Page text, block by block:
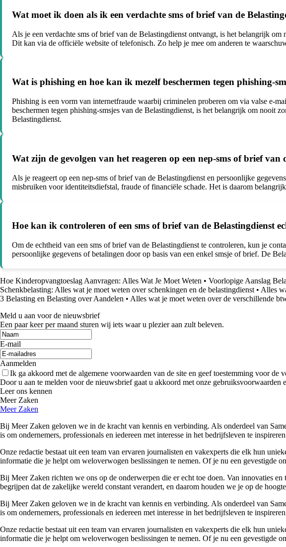
Wat moet ik doen als ik een verdachte sms of brief van de
Als je een verdachte sms of brief van de Belastingdienst ontvangt, is het belangrijk
Dit kan via de officiële website of telefonisch. Zo help je mee om anderen te
Wat is phishing en hoe kan ik mezelf beschermen tegen phishing-
Phishing is een vorm van internetfraude waarbij criminelen proberen om via valse e-
beschermen tegen phishing-smsjes van de Belastingdienst, is het belangrijk om nooit
Belastingdienst.
Wat zijn de gevolgen van het reageren op een nep-sms of brief van
Als je reageert op een nep-sms of brief van de Belastingdienst en persoonlijke
misbruiken voor identiteitsdiefstal, fraude of financiële schade. Het is daarom
Hoe kan ik controleren of een sms of brief van de Belastingdienst
Om de echtheid van een sms of brief van de Belastingdienst te controleren, kun je
persoonlijke gegevens of betalingen door op basis van een enkel smsje of brief. De
Hoe Kinderopvangtoeslag Aanvragen: Alles Wat Je Moet Weten • Voorlopige Aanslag
Schenkbelasting: Alles wat je moet weten over schenkingen en de belastingdienst • Alles
3 Belasting en Belasting over Aandelen • Alles wat je moet weten over de verschillende
Meld u aan voor de nieuwsbrief
Een paar keer per maand sturen wij iets waar u plezier aan zult beleven.
E-mail
Aanmelden
Ik ga akkoord met de algemene voorwaarden van de site en geef toestemming voor de
Door u aan te melden voor de nieuwsbrief gaat u akkoord met onze
Leer ons kennen
Meer Zaken
Meer Zaken
Bij Meer Zaken geloven we in de kracht van kennis en verbinding. Als onderdeel van
is om ondernemers, professionals en iedereen met interesse in het bedrijfsleven te
Onze redactie bestaat uit een team van ervaren journalisten en vakexperts die elk hun
informatie die je helpt om weloverwogen beslissingen te nemen. Of je nu een gevestigde
Bij Meer Zaken richten we ons op de onderwerpen die er echt toe doen. Van innovaties
begrijpen dat de zakelijke wereld constant verandert, en daarom houden we je op de
Bij Meer Zaken geloven we in de kracht van kennis en verbinding. Als onderdeel van
is om ondernemers, professionals en iedereen met interesse in het bedrijfsleven te
Onze redactie bestaat uit een team van ervaren journalisten en vakexperts die elk hun
informatie die je helpt om weloverwogen beslissingen te nemen. Of je nu een gevestigde